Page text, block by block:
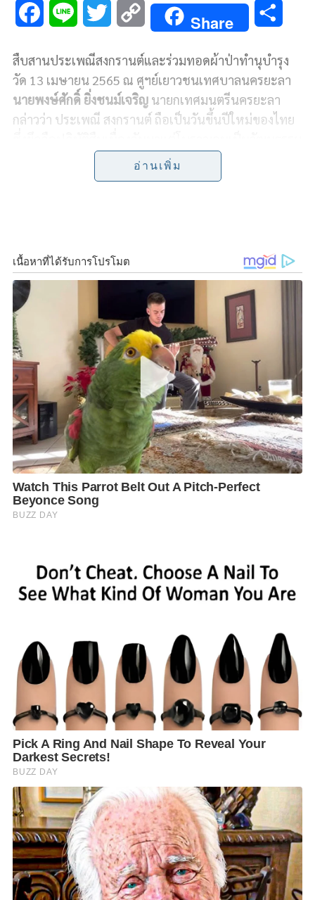
c
e
b
n
e
t
t
e
r
p
y
L
i
n
Share
a
e
สืบสานประเพณีสงกรานต์และร่วมทอดผ้าป่าทำนุบำรุง
วัด 13 เมษายน 2565 ณ ศูฯย์เยาวชนเทศบาลนครยะลา
นายพงษ์ศักดิ์ ยิ่งชนม์เจริญนายกเทศมนตรีนครยะลา
กล่าวว่า ประเพณี สงกรานต์ ถือเป็นวันขึ้นปีใหม่ของไทย
ประจำชาติที่งดงามฝังลึกอยู่ในชีวิตของคนไทยมาช้านาน
โดยถือเอาวันที่ 13 เมษายนของทุกปี เป็นวันสงกรานต์
มาเทศบาลนครยะลาได้งดจัดกิจกรรมดังกล่าวไป
เนื่องจากมีการแพร่ระบาดของโรคติดเชื้อไวรัสโคโรน่า
2019 (โควิด-19)
นอกจากนี้ ในรอบหนึ่งปีที่ผ่านมาทำให้ประชาชนใน
พื้นที่จังหวัดยะลาต้องใช้ชีวิตภายใต้มาตรการเว้นระยะ
ห่างทางสังคม (Social Distancing) โดยประชาชนงด
กิจกรรมที่มีการรวมกลุ่ม เช่นงานบุญ งานประเพณีชักพระ
การเดินทางไปประกอบศาสนกิจที่วัดลดน้อยลง ทำให้วัด
บางวัดต้องประสบกับปัญหาขาดปัจจัยที่จะนำไปใช้จ่าย
ภายในวัด เช่น ค่าน้ำ ค่าไฟ เป็นต้น
เทศบาลนครยะลาจึงได้กำหนดจัดกิจกรรม 2 กิจกรรมร่วม
กัน นั่นคือ ประเพณีสงกรานต์ และการทอดผ้าป่า ในวัน
พุธที่ 13 เมษายน 2565 ณ สนามศูนย์เยาวชนเทศบาล
ทอดผ้าป่ามหาสงกรานต์ ตั้งแต่เวลา 06.30 น. เป็นต้นไป
เครื่องบริโภค เพื่อนำไปจัดเป็นชุดสำหรับให้ประชาชน
ทอนตักบาตร (ชุดใส่บาตร 1 ชุด ทอนเป็นเงิน 200 บาท
สามารถตักบาตรได้ 9 รูป) และนำเงินรายได้โดยไม่หักค่า
ใช้จ่ายจากการทำบุญครั้งนี้ทั้งหมด เข้าร่วมในกองผ้าป่า
มหาสงกรานต์ ให้แก่วัดที่เข้าร่วมกิจกรรมฯ เพื่อทำนุบำรุง
วัดต่อไป
ยะลา 0-7322-3666
อ่านเพิ่ม